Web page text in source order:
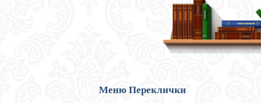
Меню Переклички